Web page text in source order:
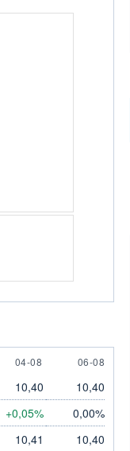
4 AUGUST
04-08 6 AUGUST
06-08
10,40 10,40
+0,05% 0,00%
10,41 10,40